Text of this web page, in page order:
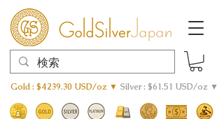
Gold : $4239.30 USD/oz ▼ Silver : $61.51 USD/oz ▼